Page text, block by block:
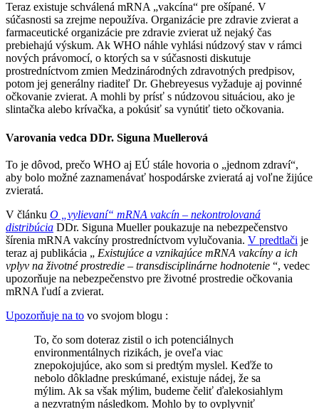
Teraz existuje schválená mRNA „vakcína“ pre ošípané. V
súčasnosti sa zrejme nepoužíva. Organizácie pre zdravie zvierat a
farmaceutické organizácie pre zdravie zvierat už nejaký čas
prebiehajú výskum. Ak WHO náhle vyhlási núdzový stav v rámci
nových právomocí, o ktorých sa v súčasnosti diskutuje
prostredníctvom zmien Medzinárodných zdravotných predpisov,
potom jej generálny riaditeľ Dr. Ghebreyesus vyžaduje aj povinné
očkovanie zvierat. A mohli by prísť s núdzovou situáciou, ako je
slintačka alebo krívačka, a pokúsiť sa vynútiť tieto očkovania.
Varovania vedca DDr. Siguna Muellerová
To je dôvod, prečo WHO aj EÚ stále hovoria o „jednom zdraví“,
aby bolo možné zaznamenávať hospodárske zvieratá aj voľne žijúce
zvieratá.
V článku O „vylievaní“ mRNA vakcín – nekontrolovaná
distribúcia DDr. Siguna Mueller poukazuje na nebezpečenstvo
šírenia mRNA vakcíny prostredníctvom vylučovania. V predtlači je
teraz aj publikácia „ Existujúce a vznikajúce mRNA vakcíny a ich
vplyv na životné prostredie – transdisciplinárne hodnotenie “, vedec
upozorňuje na nebezpečenstvo pre životné prostredie očkovania
mRNA ľudí a zvierat.
Upozorňuje na to vo svojom blogu :
To, čo som doteraz zistil o ich potenciálnych
environmentálnych rizikách, je oveľa viac
znepokojujúce, ako som si predtým myslel. Keďže to
nebolo dôkladne preskúmané, existuje nádej, že sa
mýlim. Ak sa však mýlim, budeme čeliť ďalekosiahlym
a nezvratným následkom. Mohlo by to ovplyvniť